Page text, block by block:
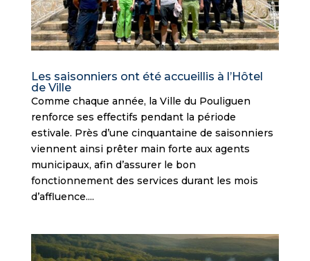
Les saisonniers ont été accueillis à l’Hôtel
de Ville
Comme chaque année, la Ville du Pouliguen
renforce ses effectifs pendant la période
estivale. Près d’une cinquantaine de saisonniers
viennent ainsi prêter main forte aux agents
municipaux, afin d’assurer le bon
fonctionnement des services durant les mois
d’affluence....